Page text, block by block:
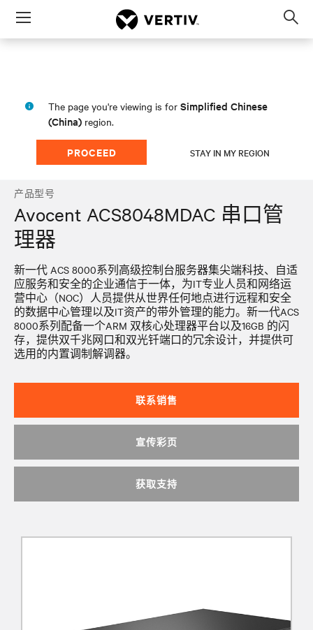
Menu
The page you're viewing is for Simplified Chinese
(China) region.
PROCEED STAY IN MY REGION
产品型号
Avocent ACS8048MDAC 串口管
理器
新一代 ACS 8000系列高级控制台服务器集尖端科技、自适
应服务和安全的企业通信于一体，为IT专业人员和网络运
营中心（NOC）人员提供从世界任何地点进行远程和安全
的数据中心管理以及IT资产的带外管理的能力。新一代ACS
8000系列配备一个ARM 双核心处理器平台以及16GB 的闪
存，提供双千兆网口和双光钎端口的冗余设计，并提供可
选用的内置调制解调器。
联系销售
宣传彩页
获取支持